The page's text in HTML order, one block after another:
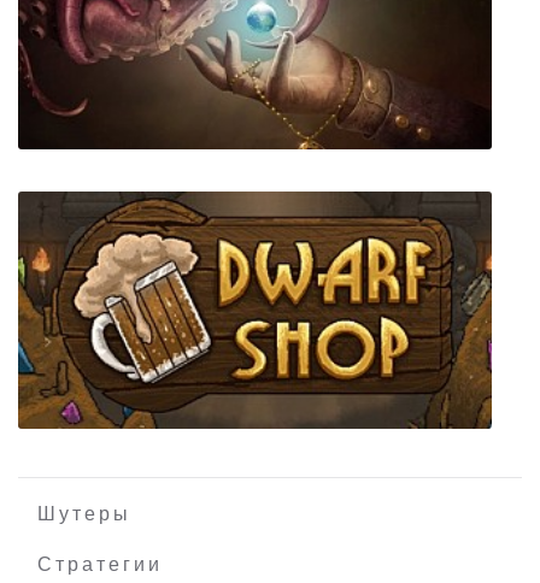
Love Esquire - RPG/Dating Sim/Visual Novel
Omen Exitio: Plague
Шутеры
Стратегии